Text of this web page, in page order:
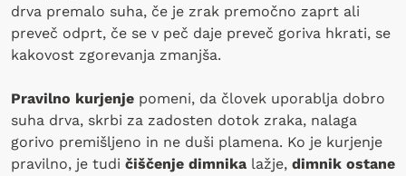
drva premalo suha, če je zrak premočno zaprt ali
preveč odprt, če se v peč daje preveč goriva hkrati, se
kakovost zgorevanja zmanjša.
Pravilno kurjenje pomeni, da človek uporablja dobro
suha drva, skrbi za zadosten dotok zraka, nalaga
gorivo premišljeno in ne duši plamena. Ko je kurjenje
pravilno, je tudi čiščenje dimnika lažje, dimnik ostane